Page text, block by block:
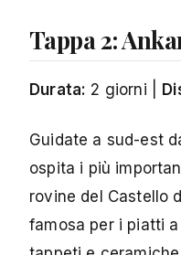
Tappa 2:
Durata: 2 giorni |
Guidate a sud-est
ospita i più
rovine del Castello
famosa per i piatti